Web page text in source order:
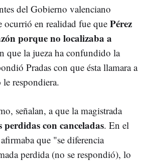
del Gobierno valenciano
ocurrió en realidad fue que Pérez
porque no localizaba a
que la jueza ha confundido la
Pradas con que ésta llamara a
respondiera.
señalan, a que la magistrada
con canceladas. En el
que "se diferencia
perdida (no se respondió), lo